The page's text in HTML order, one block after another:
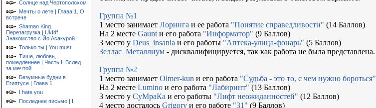
Солнце над Чертополохом
Мечты о лете | Глава 1. О
встрече
Shaman King.
Перезагрузка | Ukfdf
Знакомство с Йо Асакурой
Только ты | You must
Тише, любовь,
помедленнее | Часть I. Вслед
за мечтой
Безумные будни в
Египтусе | Глава 1
I hate you
Последнее письмо | I
Группа №1
1 место занимает Лоринга и ее работа "Понятие справедливости" (14 Баллов)
На 2 месте Gaunt и его работа "Информатор" (9 Баллов)
3 место у Deus_insania и его работы "Аптека-улица-фонарь" (5 Баллов)
Зеллас_Металлиум - дисквалифицируется, так как работа не была представлена.
Группа №2
1 место занимает Olmer-kun и его работа "Судьба - это то, с чем нужно бороться"
На 2 месте Lumino и его работа "Лабиринт" (13 Баллов)
3 место у СуМраКа и его работы "Лифт неожиданностей" (12 Баллов)
4 место досталось Grigory и его работе "31" (9 Баллов)